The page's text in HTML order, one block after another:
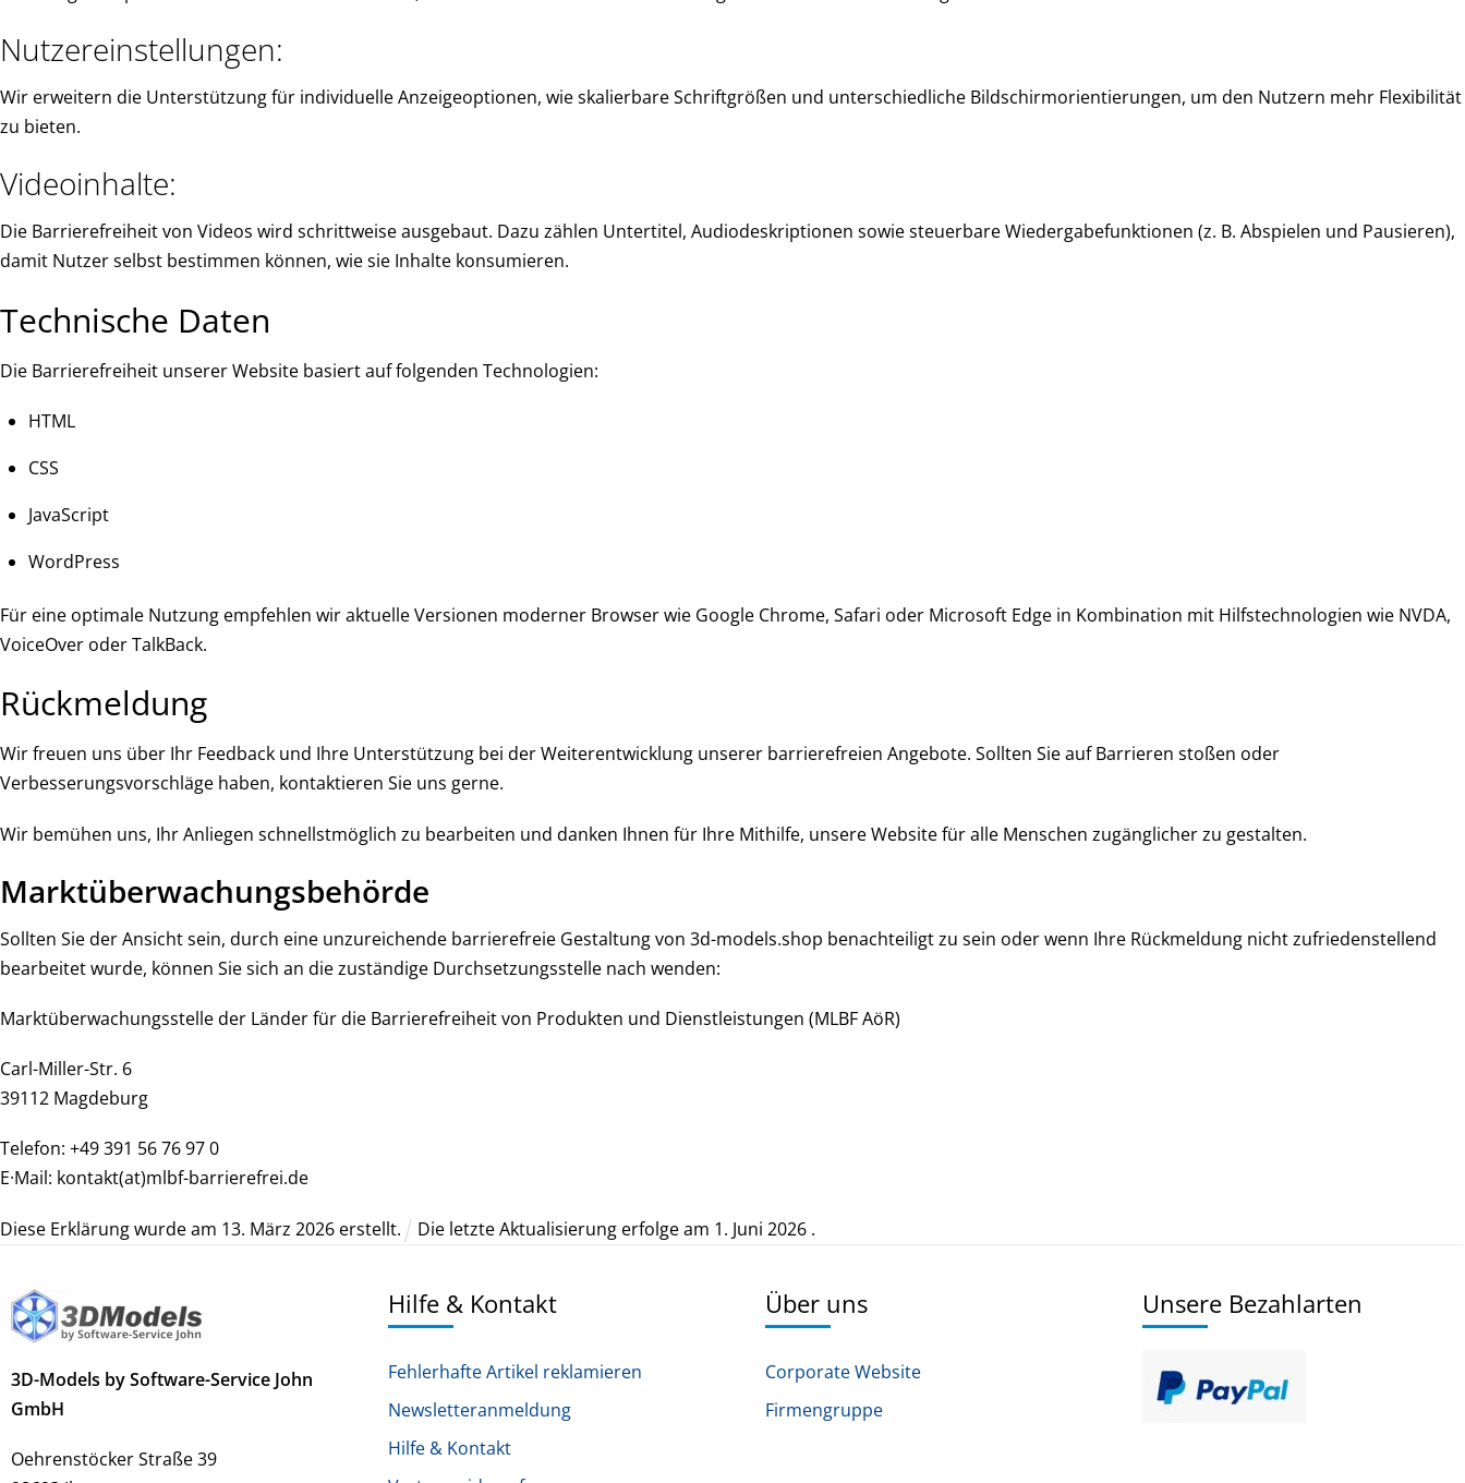
Nutzereinstellungen:
Wir erweitern die Unterstützung für individuelle Anzeigeoptionen, wie skalierbare Schriftgrößen und unterschiedliche Bildschirmorientierungen, um den Nutzern mehr Flexibilität
zu bieten.
Videoinhalte:
Die Barrierefreiheit von Videos wird schrittweise ausgebaut. Dazu zählen Untertitel, Audiodeskriptionen sowie steuerbare Wiedergabefunktionen (z. B. Abspielen und Pausieren),
damit Nutzer selbst bestimmen können, wie sie Inhalte konsumieren.
Technische Daten
Die Barrierefreiheit unserer Website basiert auf folgenden Technologien:
HTML
CSS
JavaScript
WordPress
Für eine optimale Nutzung empfehlen wir aktuelle Versionen moderner Browser wie Google Chrome, Safari oder Microsoft Edge in Kombination mit Hilfstechnologien wie NVDA,
VoiceOver oder TalkBack.
Rückmeldung
Wir freuen uns über Ihr Feedback und Ihre Unterstützung bei der Weiterentwicklung unserer barrierefreien Angebote. Sollten Sie auf Barrieren stoßen oder
Verbesserungsvorschläge haben, kontaktieren Sie uns gerne.
Wir bemühen uns, Ihr Anliegen schnellstmöglich zu bearbeiten und danken Ihnen für Ihre Mithilfe, unsere Website für alle Menschen zugänglicher zu gestalten.
Marktüberwachungsbehörde
Sollten Sie der Ansicht sein, durch eine unzureichende barrierefreie Gestaltung von 3d-models.shop benachteiligt zu sein oder wenn Ihre Rückmeldung nicht zufriedenstellend
bearbeitet wurde, können Sie sich an die zuständige Durchsetzungsstelle nach wenden:
Marktüberwachungsstelle der Länder für die Barrierefreiheit von Produkten und Dienstleistungen (MLBF AöR)
Carl-Miller-Str. 6
39112 Magdeburg
Telefon: +49 391 56 76 97 0
E·Mail: kontakt(at)mlbf-barrierefrei.de
Diese Erklärung wurde am 13. März 2026 erstellt. Die letzte Aktualisierung erfolge am 1. Juni 2026 .
3D-Models by Software-Service John
GmbH
Oehrenstöcker Straße 39
Hilfe & Kontakt
Fehlerhafte Artikel reklamieren
Newsletteranmeldung
Hilfe & Kontakt
Über uns
Corporate Website
Firmengruppe
Unsere Bezahlarten